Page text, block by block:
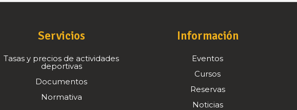
Servicios
Tasas y precios de actividades
deportivas
Documentos
Normativa
Información
Eventos
Cursos
Reservas
Noticias